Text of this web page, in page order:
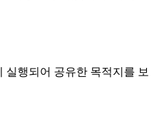
실행되어 공유한 목적지를 보